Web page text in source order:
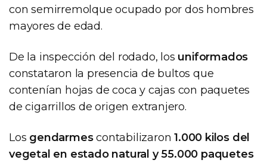
con semirremolque ocupado por dos hombres
mayores de edad.
De la inspección del rodado, los uniformados
constataron la presencia de bultos que
contenían hojas de coca y cajas con paquetes
de cigarrillos de origen extranjero.
Los gendarmescontabilizaron1.000 kilos del
vegetal en estado natural y 55.000 paquetes